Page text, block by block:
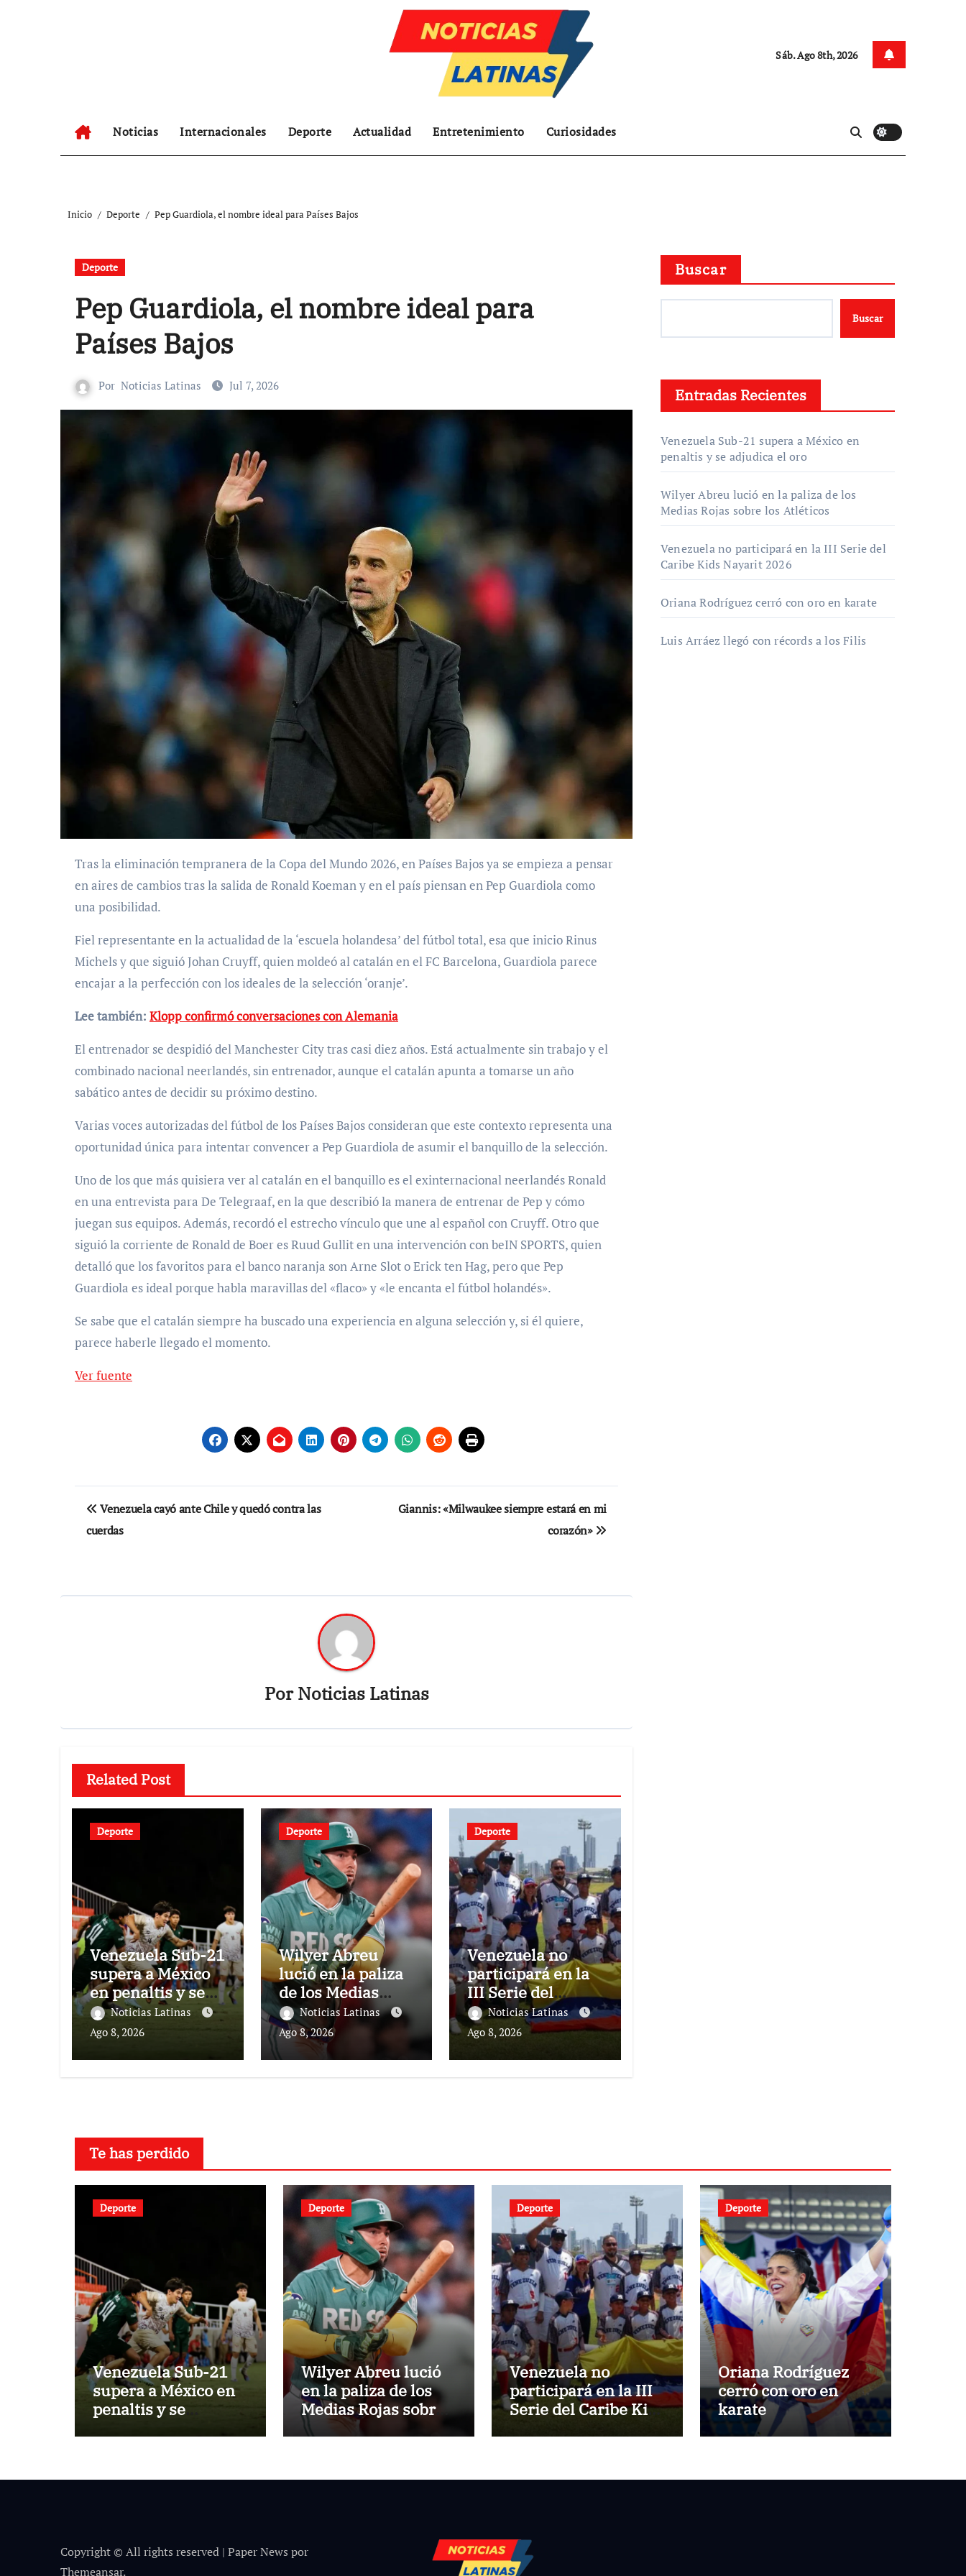
Sáb. Ago 8th, 2026
Noticias Internacionales Deporte Actualidad Entretenimiento Curiosidades
Inicio Deporte Pep Guardiola, el nombre ideal para Países Bajos
Deporte
Pep Guardiola, el nombre ideal para
Países Bajos
Por Noticias Latinas Jul 7, 2026
Tras la eliminación tempranera de la Copa del Mundo 2026, en Países Bajos ya se empieza a pensar
en aires de cambios tras la salida de Ronald Koeman y en el país piensan en Pep Guardiola como
una posibilidad.
Fiel representante en la actualidad de la ‘escuela holandesa’ del fútbol total, esa que inicio Rinus
Michels y que siguió Johan Cruyff, quien moldeó al catalán en el FC Barcelona, Guardiola parece
encajar a la perfección con los ideales de la selección ‘oranje’.
Lee también: Klopp confirmó conversaciones con Alemania
El entrenador se despidió del Manchester City tras casi diez años. Está actualmente sin trabajo y el
combinado nacional neerlandés, sin entrenador, aunque el catalán apunta a tomarse un año
sabático antes de decidir su próximo destino.
Varias voces autorizadas del fútbol de los Países Bajos consideran que este contexto representa una
oportunidad única para intentar convencer a Pep Guardiola de asumir el banquillo de la selección.
Uno de los que más quisiera ver al catalán en el banquillo es el exinternacional neerlandés Ronald
en una entrevista para De Telegraaf, en la que describió la manera de entrenar de Pep y cómo
juegan sus equipos. Además, recordó el estrecho vínculo que une al español con Cruyff. Otro que
siguió la corriente de Ronald de Boer es Ruud Gullit en una intervención con beIN SPORTS, quien
detalló que los favoritos para el banco naranja son Arne Slot o Erick ten Hag, pero que Pep
Guardiola es ideal porque habla maravillas del «flaco» y «le encanta el fútbol holandés».
Se sabe que el catalán siempre ha buscado una experiencia en alguna selección y, si él quiere,
parece haberle llegado el momento.
Ver fuente
Navegación
de
Venezuela cayó ante Chile y quedó contra las
cuerdas
Giannis: «Milwaukee siempre estará en mi
corazón»
PorNoticias Latinas
Related Post
Deporte
Venezuela Sub-21
supera a México
en penaltis y se
adjudica el oro
Noticias Latinas
Ago 8, 2026
Deporte
Wilyer Abreu
lució en la paliza
de los Medias
Rojas sobre los
Atléticos
Noticias Latinas
Ago 8, 2026
Deporte
Venezuela no
participará en la
III Serie del
Caribe Kids
Nayarit 2026
Noticias Latinas
Ago 8, 2026
Buscar
Buscar
Entradas Recientes
Venezuela Sub-21 supera a México en
penaltis y se adjudica el oro
Wilyer Abreu lució en la paliza de los
Medias Rojas sobre los Atléticos
Venezuela no participará en la III Serie del
Caribe Kids Nayarit 2026
Oriana Rodríguez cerró con oro en karate
Luis Arráez llegó con récords a los Filis
Te has perdido
Deporte
Venezuela Sub-21
supera a México en
penaltis y se
Deporte
Wilyer Abreu lució
en la paliza de los
Medias Rojas sobre
los Atléticos
Deporte
Venezuela no
participará en la III
Serie del Caribe Kids
Deporte
Oriana Rodríguez
cerró con oro en
karate
Copyright © All rights reserved | Paper News por
Themeansar.